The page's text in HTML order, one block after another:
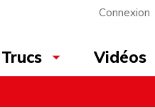
Connexion
Trucs Vidéos